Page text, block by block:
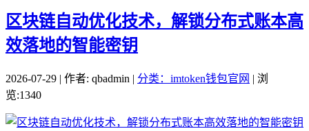
区块链自动优化技术，解锁分布式账本高
效落地的智能密钥
2026-07-29 | 作者: qbadmin | 分类：imtoken钱包官网 | 浏
览:1340